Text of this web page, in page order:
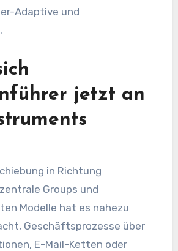
Adaptive und
jetzt an
in Richtung
Groups und
Modelle hat es nahezu
Geschäftsprozesse über
E-Mail-Ketten oder